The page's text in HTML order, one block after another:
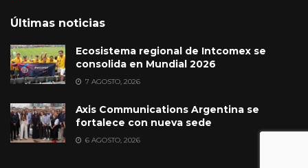
Últimas noticias
Ecosistema regional de Intcomex se
consolida en Mundial 2026
7 AGOSTO, 2026
Axis Communications Argentina se
fortalece con nueva sede
6 AGOSTO, 2026